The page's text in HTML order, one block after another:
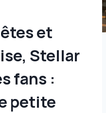
et
Stellar
fans :
petite